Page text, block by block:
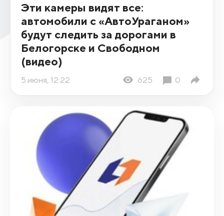
Эти камеры видят все:
автомобили с «АвтоУраганом»
будут следить за дорогами в
Белогорске и Свободном
(видео)
5 июня, 12:22 625 0